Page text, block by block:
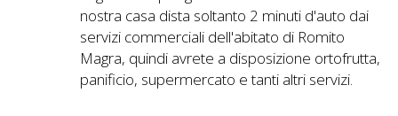
nostra casa dista soltanto 2 minuti d'auto dai
servizi commerciali dell'abitato di Romito
Magra, quindi avrete a disposizione ortofrutta,
panificio, supermercato e tanti altri servizi.